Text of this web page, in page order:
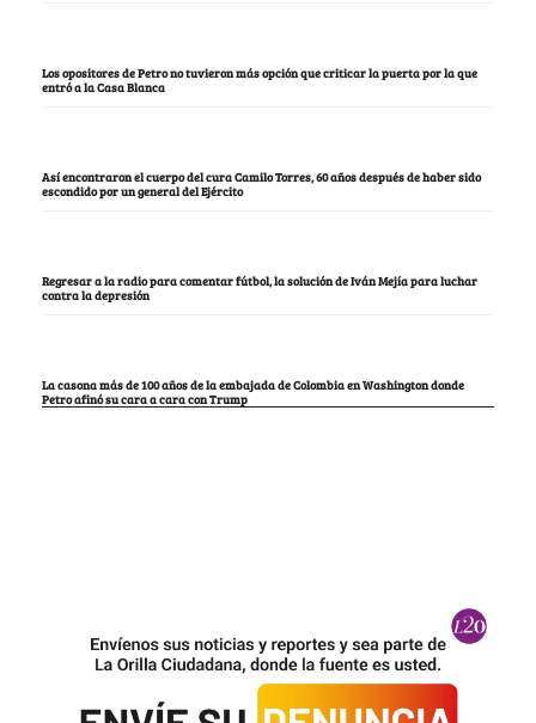
Los opositores de Petro no tuvieron más opción que criticar la puerta por la que
entró a la Casa Blanca
Así encontraron el cuerpo del cura Camilo Torres, 60 años después de haber sido
escondido por un general del Ejército
Regresar a la radio para comentar fútbol, la solución de Iván Mejía para luchar
contra la depresión
La casona más de 100 años de la embajada de Colombia en Washington donde
Petro afinó su cara a cara con Trump